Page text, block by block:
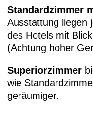
Standardzimmer
Ausstattung liegen
des Hotels mit
(Achtung hoher
Superiorzimmer
wie
geräumiger.